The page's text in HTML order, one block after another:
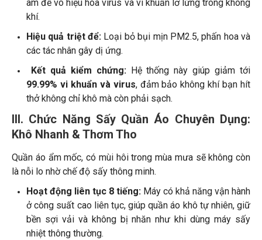
âm để vô hiệu hóa virus và vi khuẩn lơ lửng trong không
khí.
Hiệu quả triệt để: Loại bỏ bụi mịn PM2.5, phấn hoa và
các tác nhân gây dị ứng.
Kết quả kiểm chứng:Hệ thống này giúp giảm tới
99.99% vi khuẩn và virus, đảm bảo không khí bạn hít
thở không chỉ khô mà còn phải sạch.
III. Chức Năng Sấy Quần Áo Chuyên Dụng:
Khô Nhanh & Thơm Tho
Quần áo ẩm mốc, có mùi hôi trong mùa mưa sẽ không còn
là nỗi lo nhờ chế độ sấy thông minh.
Hoạt động liên tục 8 tiếng: Máy có khả năng vận hành
ở công suất cao liên tục, giúp quần áo khô tự nhiên, giữ
bền sợi vải và không bị nhăn như khi dùng máy sấy
nhiệt thông thường.